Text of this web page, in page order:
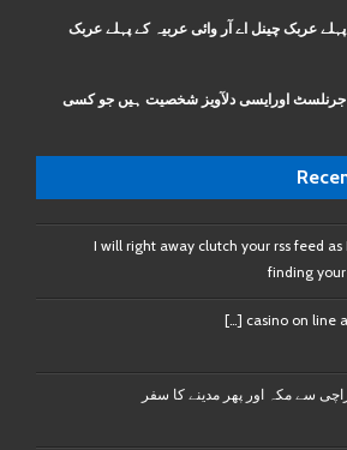
پہلے عربک چینل اے آر وائی عربیہ کے پہلے عربک
جرنلسٹ اورایسی دلآویز شخصیت ہیں جو کسی
I will right away clutch your rss feed as
finding
سے مکہ اور پھر مدینے کا سفر